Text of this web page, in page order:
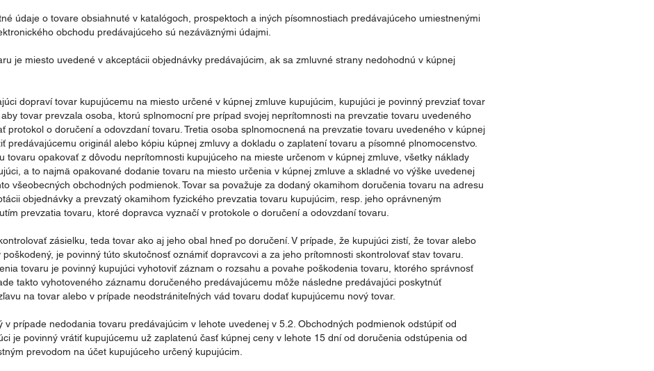
údaje o tovare obsiahnuté v katalógoch, prospektoch a iných písomnostiach predávajúceho umiestnenými
obchodu predávajúceho sú nezáväznými údajmi.
je miesto uvedené v akceptácii objednávky predávajúcim, ak sa zmluvné strany nedohodnú v kúpnej
dopraví tovar kupujúcemu na miesto určené v kúpnej zmluve kupujúcim, kupujúci je povinný prevziať tovar
tovar prevzala osoba, ktorú splnomocní pre prípad svojej neprítomnosti na prevzatie tovaru uvedeného
protokol o doručení a odovzdaní tovaru. Tretia osoba splnomocnená na prevzatie tovaru uvedeného v kúpnej
predávajúcemu originál alebo kópiu kúpnej zmluvy a dokladu o zaplatení tovaru a písomné plnomocenstvo.
tovaru opakovať z dôvodu neprítomnosti kupujúceho na mieste určenom v kúpnej zmluve, všetky náklady
a to najmä opakované dodanie tovaru na miesto určenia v kúpnej zmluve a skladné vo výške uvedenej
všeobecných obchodných podmienok. Tovar sa považuje za dodaný okamihom doručenia tovaru na adresu
objednávky a prevzatý okamihom fyzického prevzatia tovaru kupujúcim, resp. jeho oprávneným
prevzatia tovaru, ktoré dopravca vyznačí v protokole o doručení a odovzdaní tovaru.
zásielku, teda tovar ako aj jeho obal hneď po doručení. V prípade, že kupujúci zistí, že tovar alebo
je povinný túto skutočnosť oznámiť dopravcovi a za jeho prítomnosti skontrolovať stav tovaru.
tovaru je povinný kupujúci vyhotoviť záznam o rozsahu a povahe poškodenia tovaru, ktorého správnosť
takto vyhotoveného záznamu doručeného predávajúcemu môže následne predávajúci poskytnúť
na tovar alebo v prípade neodstrániteľných vád tovaru dodať kupujúcemu nový tovar.
v prípade nedodania tovaru predávajúcim v lehote uvedenej v 5.2. Obchodných podmienok odstúpiť od
je povinný vrátiť kupujúcemu už zaplatenú časť kúpnej ceny v lehote 15 dní od doručenia odstúpenia od
prevodom na účet kupujúceho určený kupujúcim.